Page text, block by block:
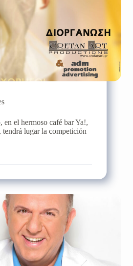
en el hermoso café bar Ya!,
tendrá lugar la competición